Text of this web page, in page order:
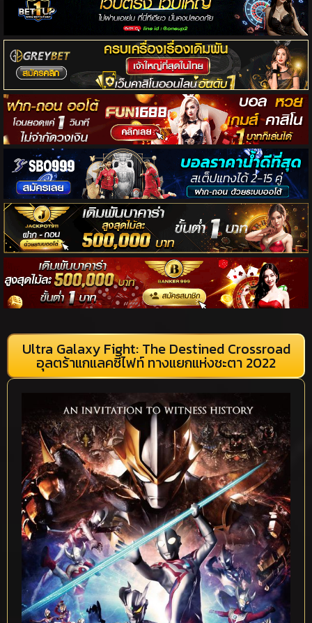
Ultra Galaxy Fight: The Destined Crossroad
อุลตร้าแกแลคซีไฟท์ ทางแยกแห่งชะตา 2022